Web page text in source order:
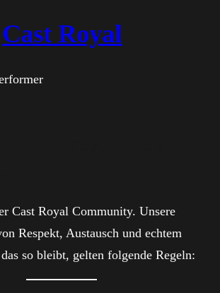
Cast Royal
Cast Royal Community. Unsere
Respekt, Austausch und echtem
so bleibt, gelten folgende Regeln: